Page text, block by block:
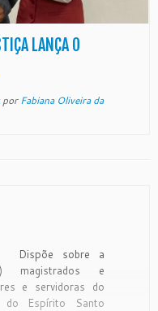
LANÇA O
porFabiana Oliveira da
Dispõe sobre a
magistrados e
e servidoras do
do Espírito Santo